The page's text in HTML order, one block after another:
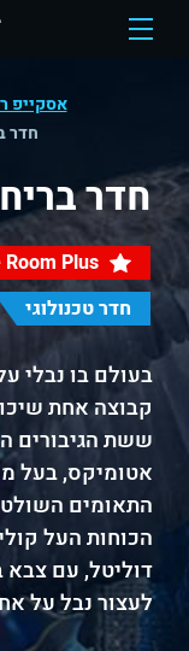
אסקייפ
חדר
חדר
Room Plus
חדר טכנולוגי
בעולם בו נבלי
קבוצה אחת
ששת הגיבורים
אטומיקס, בעל
התאומים
הכוחות העל
דוליטל, עם צבא
לעצור נבל על